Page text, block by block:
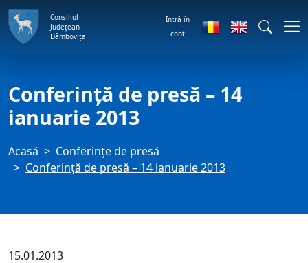
Consiliul
Județean
Dâmbovița
Intră în
cont
Conferință de presă – 14
ianuarie 2013
Acasă
Conferințe de presă
Conferință de presă – 14 ianuarie 2013
15.01.2013